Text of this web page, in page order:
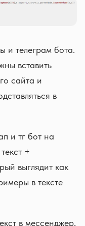
и телеграм бота.
вставить
сайта и
в
и тг бот на
+
выглядит как
в тексте
в мессенджер,